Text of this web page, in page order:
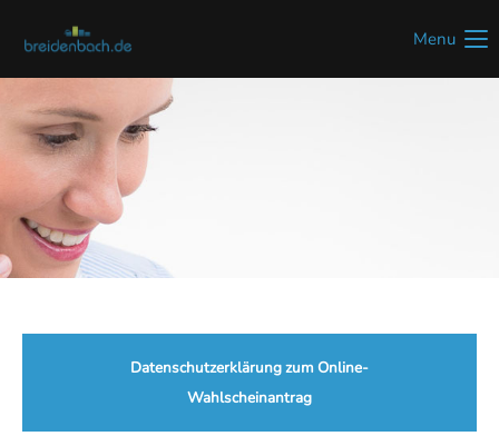
Menu
Datenschutzerklärung zum Online-
Wahlscheinantrag